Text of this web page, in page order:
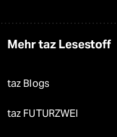
Mehr taz Lesestoff
taz Blogs
taz FUTURZWEI